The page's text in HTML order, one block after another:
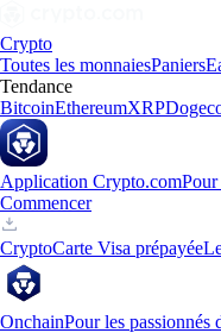
Crypto
Toutes les monnaiesPaniers
Tendance
BitcoinEthereumXRP
Application Crypto.comPour
Commencer
CryptoCarte Visa prépayée
OnchainPour les passionnés